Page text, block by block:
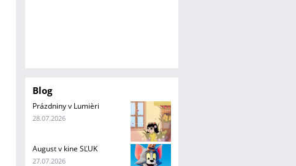
Blog
Prázdniny v Lumièri
28.07.2026
August v kine SĽUK
27.07.2026